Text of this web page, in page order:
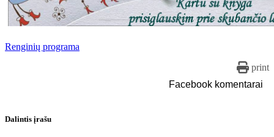
Renginių programa
print
Facebook komentarai
Dalintis įrašu